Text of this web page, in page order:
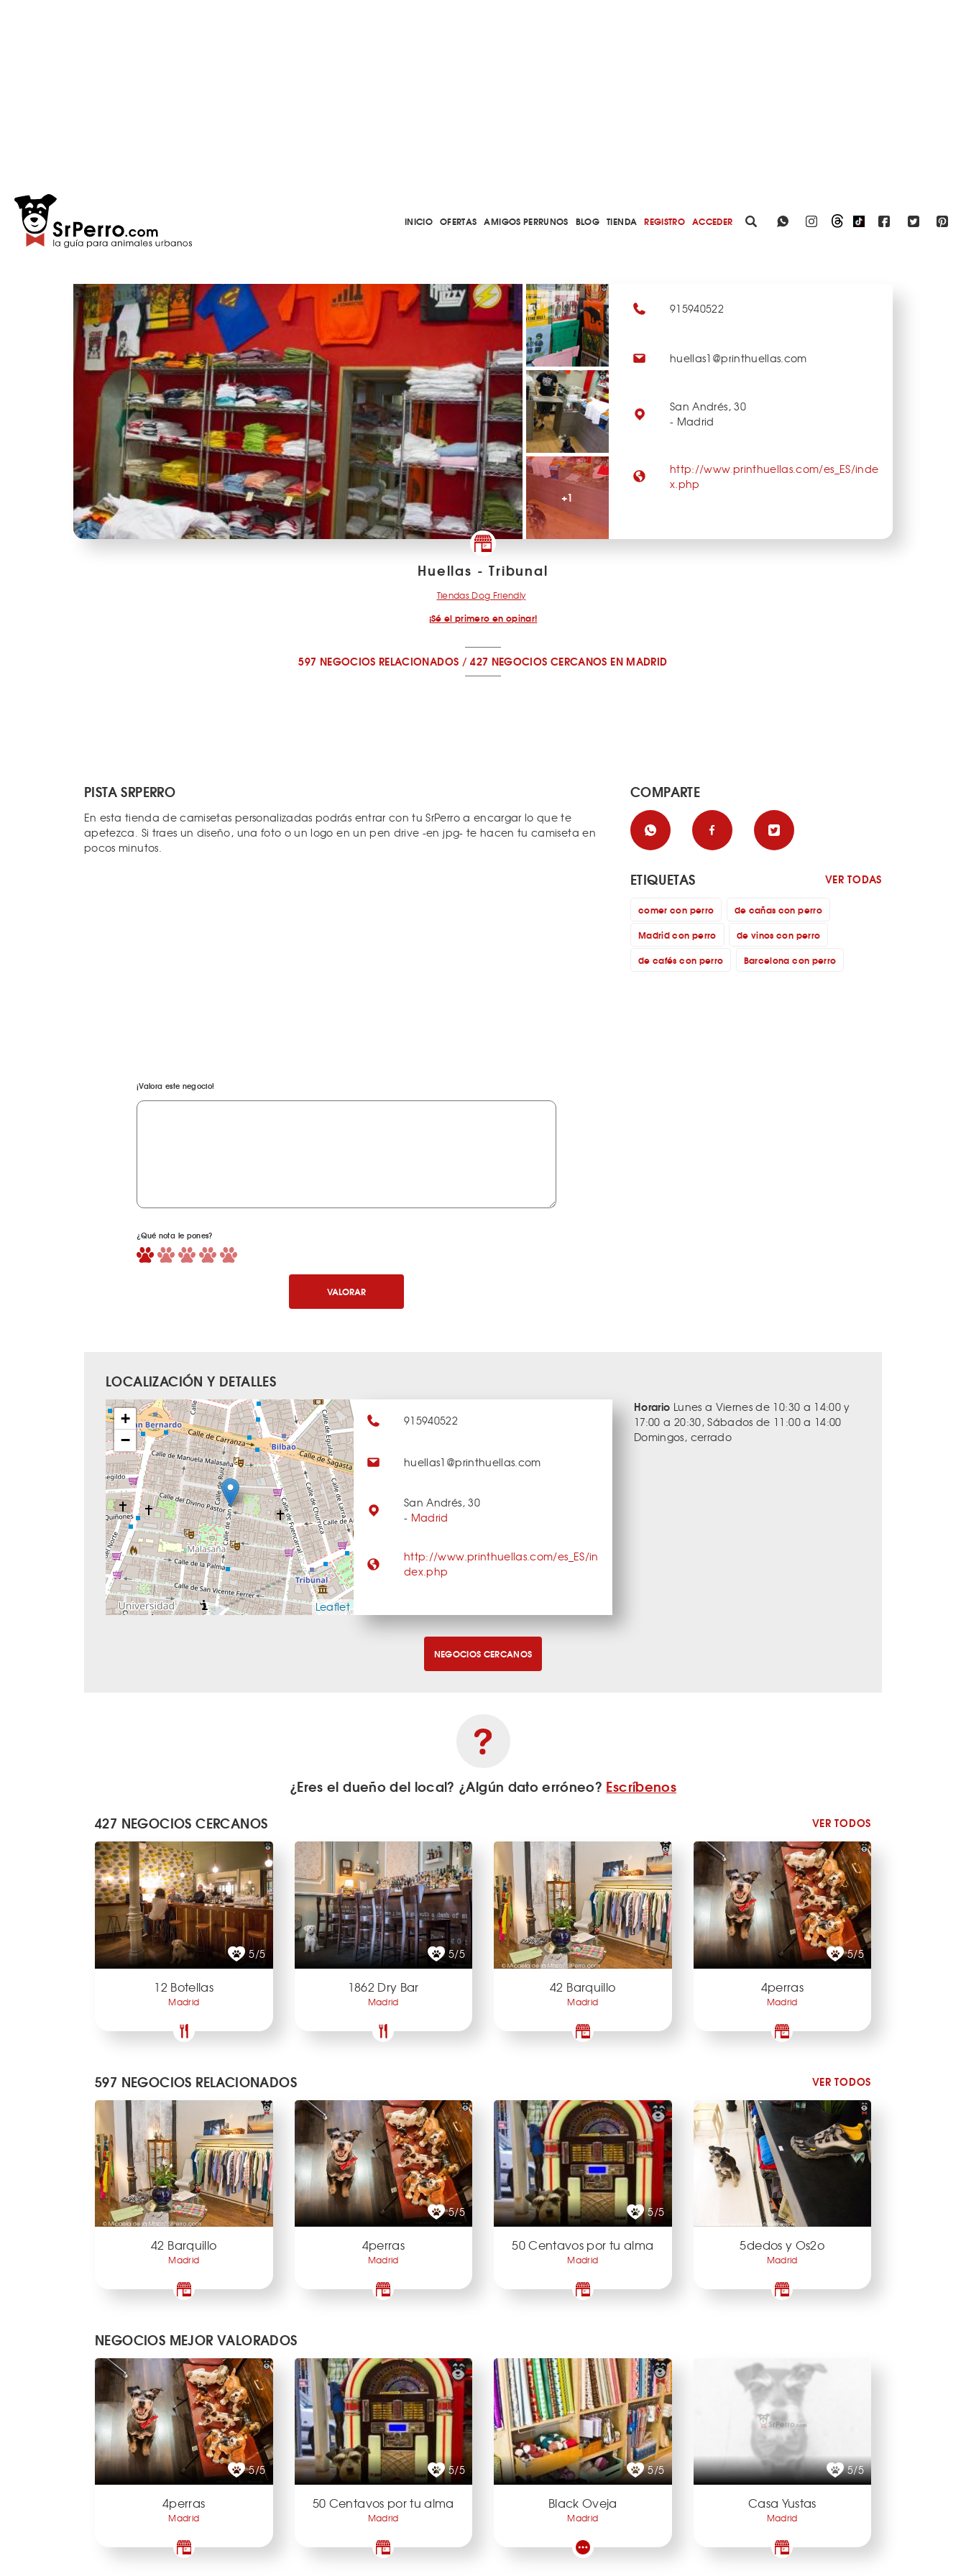
INICIO OFERTAS AMIGOS PERRUNOS BLOG TIENDA REGISTRO ACCEDER
+1
915940522
huellas1@printhuellas.com
San Andrés, 30
- Madrid
http://www.printhuellas.com/es_ES/inde
x.php
Huellas - Tribunal
Tiendas Dog Friendly
¡Sé el primero en opinar!
597 NEGOCIOS RELACIONADOS /427 NEGOCIOS CERCANOS EN MADRID
PISTA SRPERRO
En esta tienda de camisetas personalizadas podrás entrar con tu SrPerro a encargar lo que te
apetezca. Si traes un diseño, una foto o un logo en un pen drive -en jpg- te hacen tu camiseta en
pocos minutos.
¡Valora este negocio!
¿Qué nota le pones?
VALORAR
COMPARTE
ETIQUETAS VER TODAS
comer con perro
de cañas con perro
Madrid con perro
de vinos con perro
de cafés con perro
Barcelona con perro
LOCALIZACIÓN Y DETALLES
+
−
Leaflet
915940522
huellas1@printhuellas.com
San Andrés, 30
- Madrid
http://www.printhuellas.com/es_ES/in
dex.php
Horario Lunes a Viernes de 10:30 a 14:00 y
17:00 a 20:30, Sábados de 11:00 a 14:00
Domingos, cerrado
NEGOCIOS CERCANOS
¿Eres el dueño del local? ¿Algún dato erróneo? Escríbenos
427 NEGOCIOS CERCANOS
VER TODOS
5/5
12 Botellas
Madrid
5/5
1862 Dry Bar
Madrid
42 Barquillo
Madrid
5/5
4perras
Madrid
597 NEGOCIOS RELACIONADOS VER TODOS
42 Barquillo
Madrid
5/5
4perras
Madrid
5/5
50 Centavos por tu alma
Madrid
5dedos y Os2o
Madrid
NEGOCIOS MEJOR VALORADOS
5/5
4perras
Madrid
5/5
50 Centavos por tu alma
Madrid
5/5
Black Oveja
Madrid
5/5
Casa Yustas
Madrid